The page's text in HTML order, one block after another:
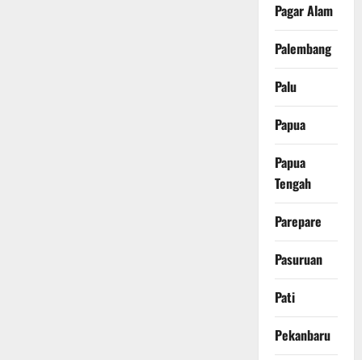
Pagar Alam
Palembang
Palu
Papua
Papua
Tengah
Parepare
Pasuruan
Pati
Pekanbaru